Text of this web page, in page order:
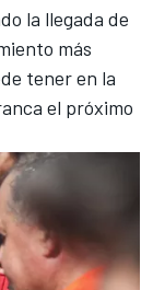
la llegada de
más
tener en la
el próximo